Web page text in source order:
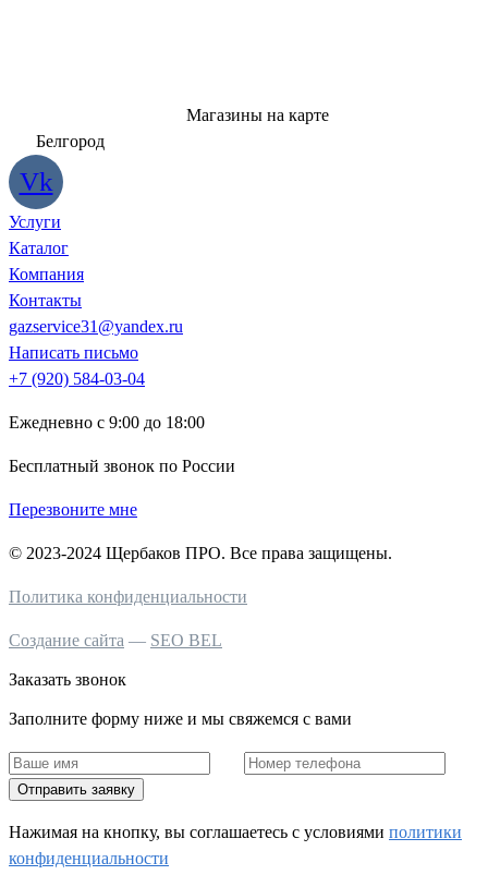
Магазины на карте
Белгород
Vk
Услуги
Каталог
Компания
Контакты
gazservice31@yandex.ru
Написать письмо
+7 (920) 584-03-04
Ежедневно с 9:00 до 18:00
Бесплатный звонок по России
Перезвоните мне
© 2023-2024 Щербаков ПРО. Все права защищены.
Политика конфиденциальности
Создание сайта — SEO BEL
Заказать звонок
Заполните форму ниже и мы свяжемся с вами
Отправить заявку
Нажимая на кнопку, вы соглашаетесь c условиями политики
конфиденциальности